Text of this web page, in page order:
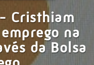
Cristhiam
na
da Bolsa